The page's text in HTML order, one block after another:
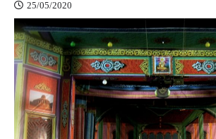
25/05/2020